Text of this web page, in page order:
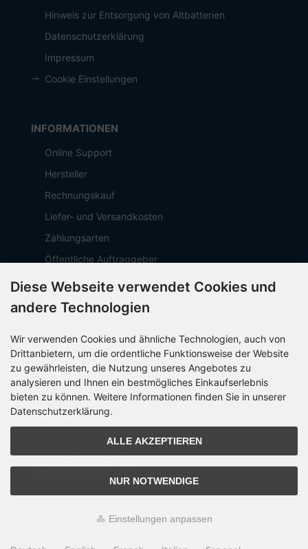
Hinweis zur Entsorgung von Altbatterien
Datenschutzerklärung
Impressum
Cookie Einstellungen
INFORMATIONEN
Online Support
Hersteller
Rechnungskauf
Liefer- und Versandkosten
Zahlungsarten
Öffentliche Auftraggeber
Geschäftskunden
Beschaffungsplattform
Über OCTO IT
Sitemap
PARTNER
Alle Preise inkl. gesetzl. MwSt. zzgl.Versandkosten
Diese Webseite verwendet Cookies und
andere Technologien
Wir verwenden Cookies und ähnliche Technologien, auch von
Drittanbietern, um die ordentliche Funktionsweise der Website
zu gewährleisten, die Nutzung unseres Angebotes zu
analysieren und Ihnen ein bestmögliches Einkaufserlebnis
bieten zu können. Weitere Informationen finden Sie in unserer
Datenschutzerklärung.
ALLE AKZEPTIEREN
NUR NOTWENDIGE
Einstellungen anpassen